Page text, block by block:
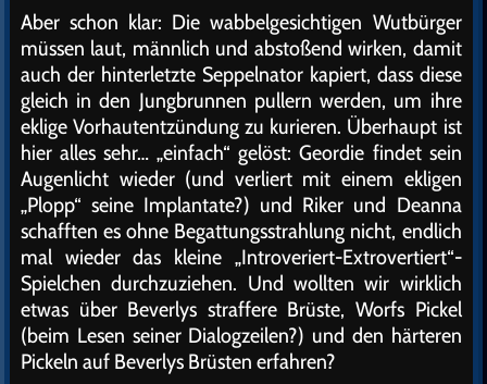
Aber schon klar: Die wabbelgesichtigen Wutbürger
müssen laut, männlich und abstoßend wirken, damit
auch der hinterletzte Seppelnator kapiert, dass diese
gleich in den Jungbrunnen pullern werden, um ihre
eklige Vorhautentzündung zu kurieren. Überhaupt ist
hier alles sehr… „einfach“ gelöst: Geordie findet sein
Augenlicht wieder (und verliert mit einem ekligen
„Plopp“ seine Implantate?) und Riker und Deanna
schafften es ohne Begattungsstrahlung nicht, endlich
mal wieder das kleine „Introveriert-Extrovertiert“-
Spielchen durchzuziehen. Und wollten wir wirklich
etwas über Beverlys straffere Brüste, Worfs Pickel
(beim Lesen seiner Dialogzeilen?) und den härteren
Pickeln auf Beverlys Brüsten erfahren?